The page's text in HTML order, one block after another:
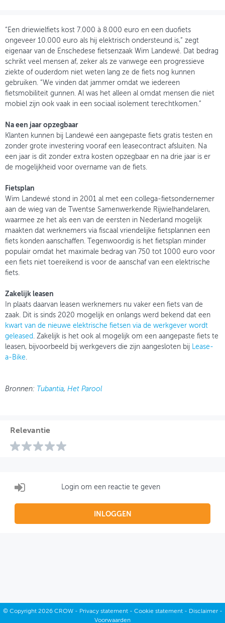
GEBRUIKER
“Een driewielfiets kost 7.000 à 8.000 euro en een duofiets
ongeveer 10.000 euro als hij elektrisch ondersteund is,” zegt
eigenaar van de Enschedese fietsenzaak Wim Landewé. Dat bedrag
schrikt veel mensen af, zeker als ze vanwege een progressieve
ziekte of ouderdom niet weten lang ze de fiets nog kunnen
gebruiken. “We vinden dat jammer omdat we iedereen
fietsmobiliteit gunnen. Al was het alleen al omdat mensen die niet
mobiel zijn ook vaak in een sociaal isolement terechtkomen.”
Na een jaar opzegbaar
Klanten kunnen bij Landewé een aangepaste fiets gratis testen en
zonder grote investering vooraf een leasecontract afsluiten. Na
een jaar is dit zonder extra kosten opzegbaar en na drie jaar is er
de mogelijkheid voor overname van de fiets.
Fietsplan
Wim Landewé stond in 2001 al met een collega-fietsondernemer
aan de wieg van de Twentse Samenwerkende Rijwielhandelaren,
waarmee ze het als een van de eersten in Nederland mogelijk
maakten dat werknemers via fiscaal vriendelijke fietsplannen een
fiets konden aanschaffen. Tegenwoordig is het fietsplan minder
populair omdat het maximale bedrag van 750 tot 1000 euro voor
een fiets niet toereikend is voor de aanschaf van een elektrische
fiets.
Zakelijk leasen
In plaats daarvan leasen werknemers nu vaker een fiets van de
zaak. Dit is sinds 2020 mogelijk en onlangs werd bekend dat een
kwart van de nieuwe elektrische fietsen via de werkgever wordt
geleased. Zakelijk is het ook al mogelijk om een aangepaste fiets te
leasen, bijvoorbeeld bij werkgevers die zijn aangesloten bij Lease-
a-Bike.
Bronnen: Tubantia, Het Parool
Relevantie
Login om een reactie te geven
INLOGGEN
© Copyright2026 CROW - Privacy statement- Cookie statement- Disclaimer-
Voorwaarden